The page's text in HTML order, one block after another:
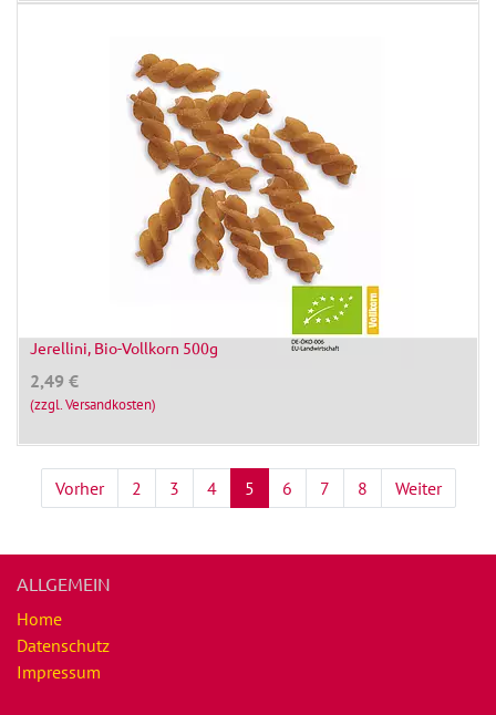
Jerellini, Bio-Vollkorn 500g
2,49 €
(zzgl. Versandkosten)
Vorher 2 3 4 5 6 7 8 Weiter
ALLGEMEIN
Home
Datenschutz
Impressum